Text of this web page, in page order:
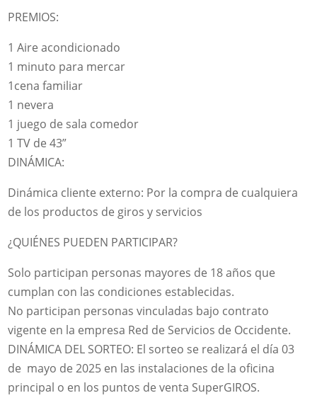
PREMIOS:
1 Aire acondicionado
1 minuto para mercar
1cena familiar
1 nevera
1 juego de sala comedor
1 TV de 43”
DINÁMICA:
Dinámica cliente externo: Por la compra de cualquiera
de los productos de giros y servicios
¿QUIÉNES PUEDEN PARTICIPAR?
Solo participan personas mayores de 18 años que
cumplan con las condiciones establecidas.
No participan personas vinculadas bajo contrato
vigente en la empresa Red de Servicios de Occidente.
DINÁMICA DEL SORTEO: El sorteo se realizará el día 03
de mayo de 2025 en las instalaciones de la oficina
principal o en los puntos de venta SuperGIROS.